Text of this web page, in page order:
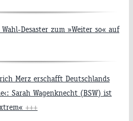
Desaster zum »Weiter so« auf
Merz erschafft Deutschlands
Sarah Wagenknecht (BSW) ist
+++